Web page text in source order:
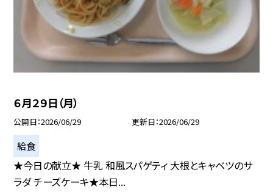
６月２９日（月）
公開日 2026/06/29 更新日 2026/06/29
給食
★今日の献立★ 牛乳 和風スパゲティ 大根とキャベツのサ
ラダ チーズケーキ★本日...